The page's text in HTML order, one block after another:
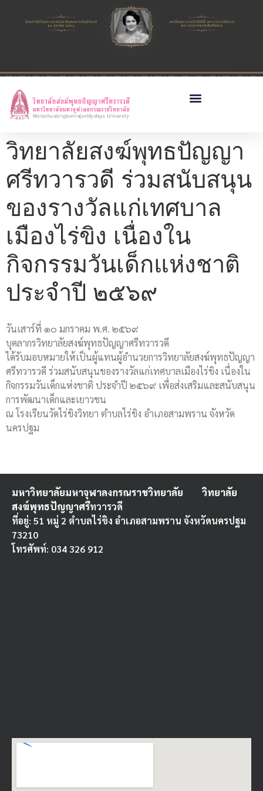
วิทยาลัยสงฆ์พุทธปัญญา
ศรีทวารวดี ร่วมสนับสนุน
ของรางวัลแก่เทศบาล
เมืองไร่ขิง เนื่องใน
กิจกรรมวันเด็กแห่งชาติ
ประจำปี ๒๕๖๙
วันเสาร์ที่ ๑๐ มกราคม พ.ศ. ๒๕๖๙
บุคลากรวิทยาลัยสงฆ์พุทธปัญญาศรีทวารวดี
ได้รับมอบหมายให้เป็นผู้แทนผู้อำนวยการวิทยาลัยสงฆ์พุทธปัญญา
ศรีทวารวดี ร่วมสนับสนุนของรางวัลแก่เทศบาลเมืองไร่ขิง เนื่องใน
กิจกรรมวันเด็กแห่งชาติ ประจำปี ๒๕๖๙ เพื่อส่งเสริมและสนับสนุน
การพัฒนาเด็กและเยาวชน
ณ โรงเรียนวัดไร่ขิงวิทยา ตำบลไร่ขิง อำเภอสามพราน จังหวัด
นครปฐม
มหาวิทยาลัยมหาจุฬาลงกรณราชวิทยาลัย วิทยาลัย
สงฆ์พุทธปัญญาศรีทวารวดี
ที่อยู่: 51 หมู่ 2 ตำบลไร่ขิง อำเภอสามพราน จังหวัดนครปฐม
73210
โทรศัพท์: 034 326 912